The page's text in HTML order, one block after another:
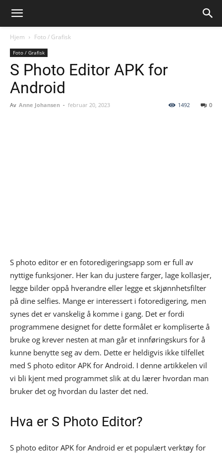
Hjem Foto / Grafisk
Foto / Grafisk
S Photo Editor APK for
Android
Av Anne Johansen - februar 20, 2023 0
1492
S photo editor er en fotoredigeringsapp som er full av
nyttige funksjoner. Her kan du justere farger, lage kollasjer,
legge bilder oppå hverandre eller legge et skjønnhetsfilter
på dine selfies. Mange er interessert i fotoredigering, men
synes det er vanskelig å komme i gang. Det er fordi
programmene designet for dette formålet er kompliserte å
bruke og krever nesten at man går et innføringskurs for å
kunne benytte seg av dem. Dette er heldigvis ikke tilfellet
med S photo editor APK for Android. I denne artikkelen vil
vi bli kjent med programmet slik at du lærer hvordan man
bruker det og hvordan du laster det ned.
Hva er S Photo Editor?
S photo editor APK for Android er et populært verktøy for